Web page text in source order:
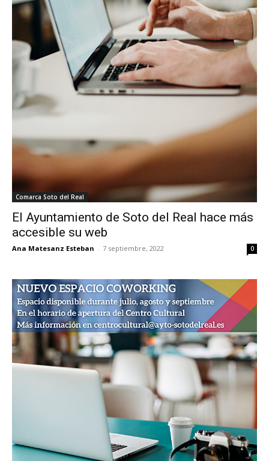
Comarca Soto del Real
El Ayuntamiento de Soto del Real hace más
accesible su web
Ana Matesanz Esteban - 7 septiembre, 2022 0